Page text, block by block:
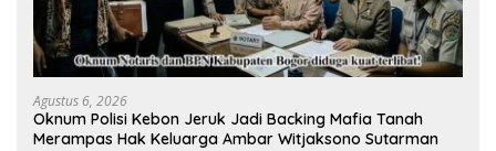
Agustus 6, 2026
Oknum Polisi Kebon Jeruk Jadi Backing Mafia Tanah
Merampas Hak Keluarga Ambar Witjaksono Sutarman